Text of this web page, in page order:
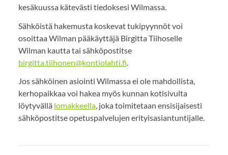
kesäkuussa kätevästi tiedoksesi Wilmassa.
Sähköistä hakemusta koskevat tukipyynnöt voi
osoittaa Wilman pääkäyttäjä Birgitta Tiihoselle
Wilman kautta tai sähköpostitse
birgitta.tiihonen@kontiolahti.fi
Jos sähköinen asiointi Wilmassa ei ole mahdollista,
kerhopaikkaa voi hakea myös kunnan kotisivulta
löytyvällä lomakkeella, joka toimitetaan ensisijaisesti
sähköpostitse opetuspalvelujen erityisasiantuntijalle.